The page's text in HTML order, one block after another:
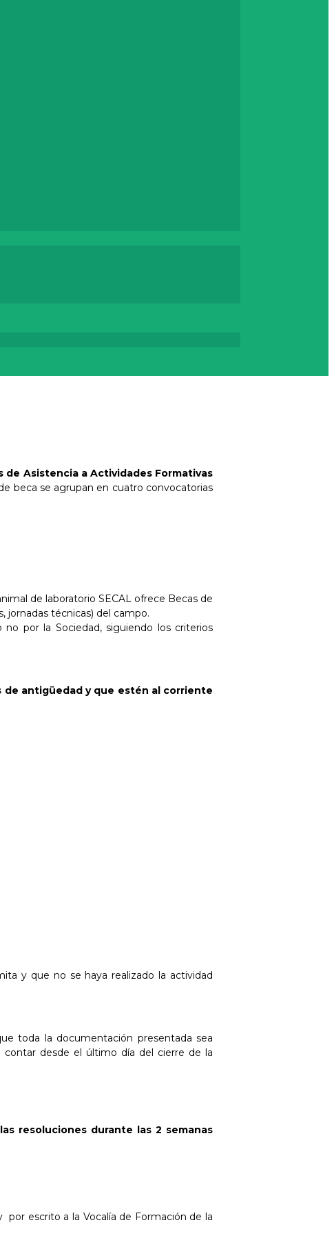
de Asistencia a Actividades Formativas
beca se agrupan en cuatro convocatorias
de laboratorio SECAL ofrece Becas de
jornadas técnicas) del campo.
por la Sociedad, siguiendo los criterios
de antigüedad y que estén al corriente
y que no se haya realizado la actividad
toda la documentación presentada sea
contar desde el último día del cierre de la
resoluciones durante las 2 semanas
escrito a la Vocalía de Formación de la